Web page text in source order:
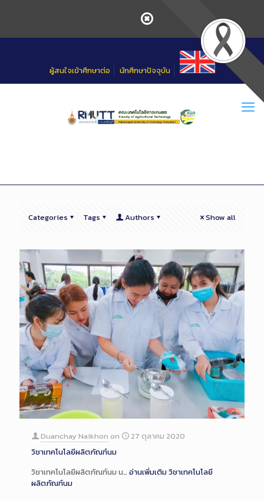
ผู้สนใจเข้าศึกษาต่อ นักศึกษาปัจจุบัน
Categories Tags Authors Show all
Duanchay Naikhon on
27 ตุลาคม 2020
วิชาเทคโนโลยีผลิตภัณฑ์นม
วิชาเทคโนโลยีผลิตภัณฑ์นม น… อ่านเพิ่มเติมวิชาเทคโนโลยี
ผลิตภัณฑ์นม